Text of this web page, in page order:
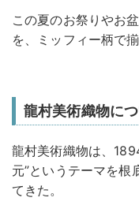
この夏のお祭りやお
を、ミッフィー柄で揃
龍村美術織物に
龍村美術織物は、
元”というテーマを根
てきた。